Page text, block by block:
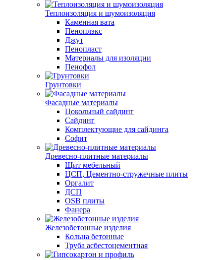
Теплоизоляция и шумоизоляция
Каменная вата
Пеноплэкс
Джут
Пенопласт
Материалы для изоляции
Пенофол
Грунтовки
Фасадные материалы
Цокольный сайдинг
Сайдинг
Комплектующие для сайдинга
Софит
Древесно-плитные материалы
Щит мебельный
ЦСП, Цементно-стружечные плиты
Оргалит
ДСП
OSB плиты
Фанера
Железобетонные изделия
Кольца бетонные
Труба асбестоцементная